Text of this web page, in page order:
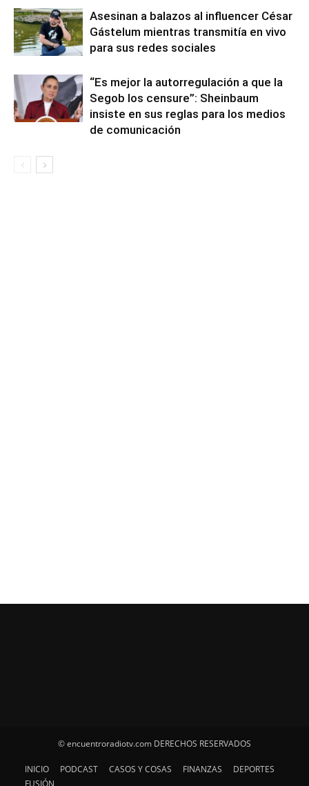
Asesinan a balazos al influencer César
Gástelum mientras transmitía en vivo
para sus redes sociales
“Es mejor la autorregulación a que la
Segob los censure”: Sheinbaum
insiste en sus reglas para los medios
de comunicación
© encuentroradiotv.com DERECHOS RESERVADOS
INICIO PODCAST CASOS Y COSAS FINANZAS
DEPORTES